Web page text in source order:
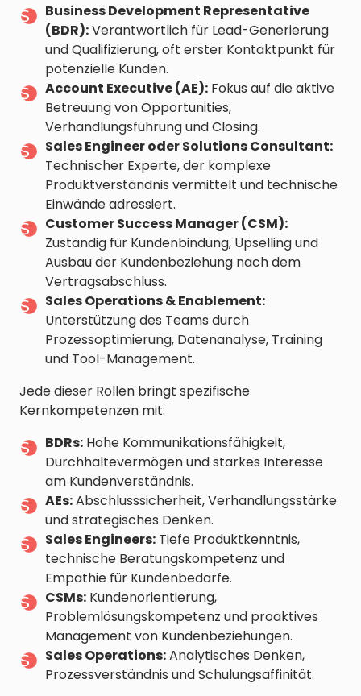
Business Development Representative
(BDR):Verantwortlich für Lead-Generierung
und Qualifizierung, oft erster Kontaktpunkt für
potenzielle Kunden.
Account Executive (AE): Fokus auf die aktive
Betreuung von Opportunities,
Verhandlungsführung und Closing.
Sales Engineer oder Solutions Consultant:
Technischer Experte, der komplexe
Produktverständnis vermittelt und technische
Einwände adressiert.
Customer Success Manager (CSM):
Zuständig für Kundenbindung, Upselling und
Ausbau der Kundenbeziehung nach dem
Vertragsabschluss.
Sales Operations & Enablement:
Unterstützung des Teams durch
Prozessoptimierung, Datenanalyse, Training
und Tool-Management.
Jede dieser Rollen bringt spezifische
Kernkompetenzen mit:
BDRs: Hohe Kommunikationsfähigkeit,
Durchhaltevermögen und starkes Interesse
am Kundenverständnis.
AEs:Abschlusssicherheit, Verhandlungsstärke
und strategisches Denken.
Sales Engineers: Tiefe Produktkenntnis,
technische Beratungskompetenz und
Empathie für Kundenbedarfe.
CSMs: Kundenorientierung,
Problemlösungskompetenz und proaktives
Management von Kundenbeziehungen.
Sales Operations:Analytisches Denken,
Prozessverständnis und Schulungsaffinität.